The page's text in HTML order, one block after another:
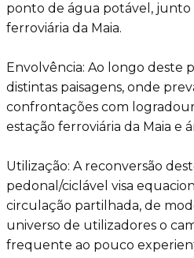
ponto de água potável, junto
ferroviária da Maia.
Envolvência: Ao longo deste
distintas paisagens, onde
confrontações com
estação ferroviária da Maia e
Utilização: A reconversão
pedonal/ciclável visa
circulação partilhada, de
universo de utilizadores o
frequente ao pouco